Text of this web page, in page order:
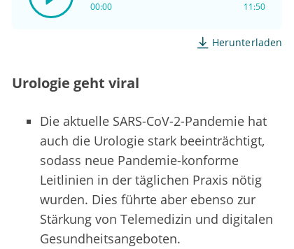
00:00 11:50
Herunterladen
Urologie geht viral
Die aktuelle SARS-CoV-2-Pandemie hat
auch die Urologie stark beeinträchtigt,
sodass neue Pandemie-konforme
Leitlinien in der täglichen Praxis nötig
wurden. Dies führte aber ebenso zur
Stärkung von Telemedizin und digitalen
Gesundheitsangeboten.